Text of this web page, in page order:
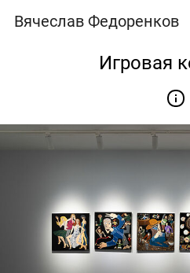
Вячеслав Федоренков
Игровая